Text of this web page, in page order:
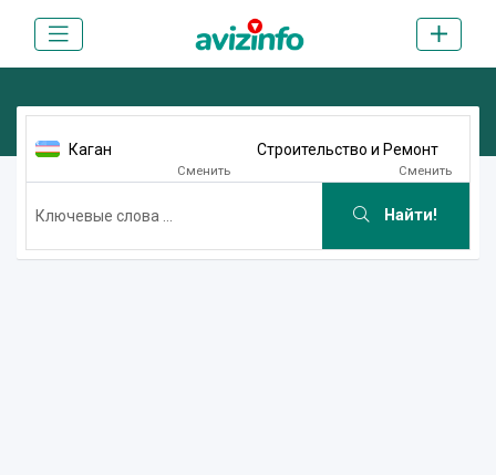
Каган
Сменить
Строительство и Ремонт
Сменить
Найти!